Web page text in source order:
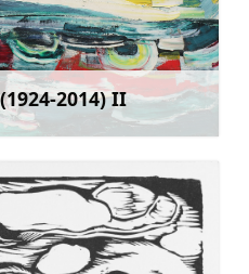
2014) II
Sužinoti daugiau